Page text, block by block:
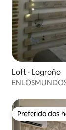
Loft ⋅ Logroño
Preferido dos
Preferido dos